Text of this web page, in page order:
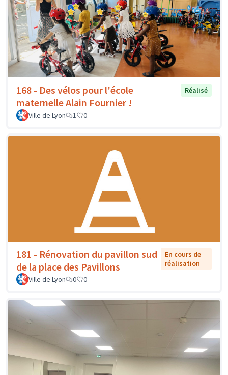
168 - Des vélos pour l'école
maternelle Alain Fournier !
Réalisé
Ville de Lyon 1 0
181 - Rénovation du pavillon sud
de la place des Pavillons
En cours de
réalisation
Ville de Lyon
0 0